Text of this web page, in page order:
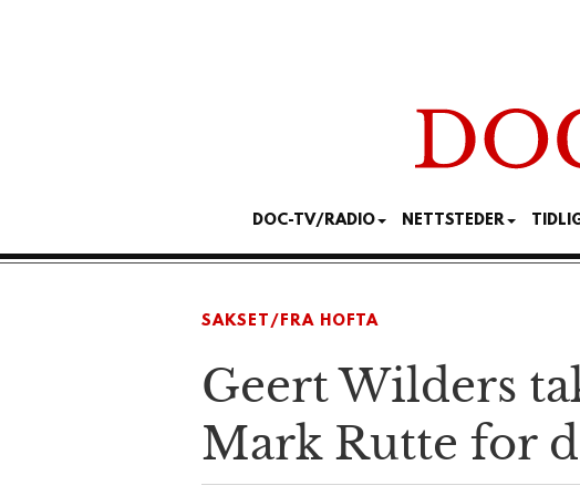
DOC-TV/RADIO NETTSTEDER
SAKSET/FRA HOFTA
Geert Wilders
Mark Rutte for